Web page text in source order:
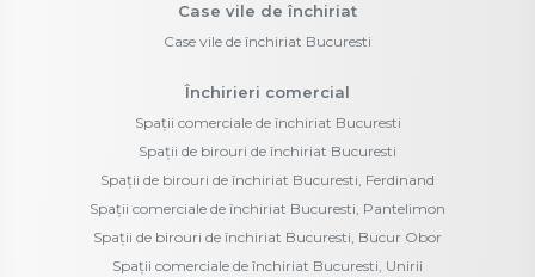
Case vile de închiriat
Case vile de închiriat Bucuresti
Închirieri comercial
Spații comerciale de închiriat Bucuresti
Spații de birouri de închiriat Bucuresti
Spații de birouri de închiriat Bucuresti, Ferdinand
Spații comerciale de închiriat Bucuresti, Pantelimon
Spații de birouri de închiriat Bucuresti, Bucur Obor
Spații comerciale de închiriat Bucuresti, Unirii